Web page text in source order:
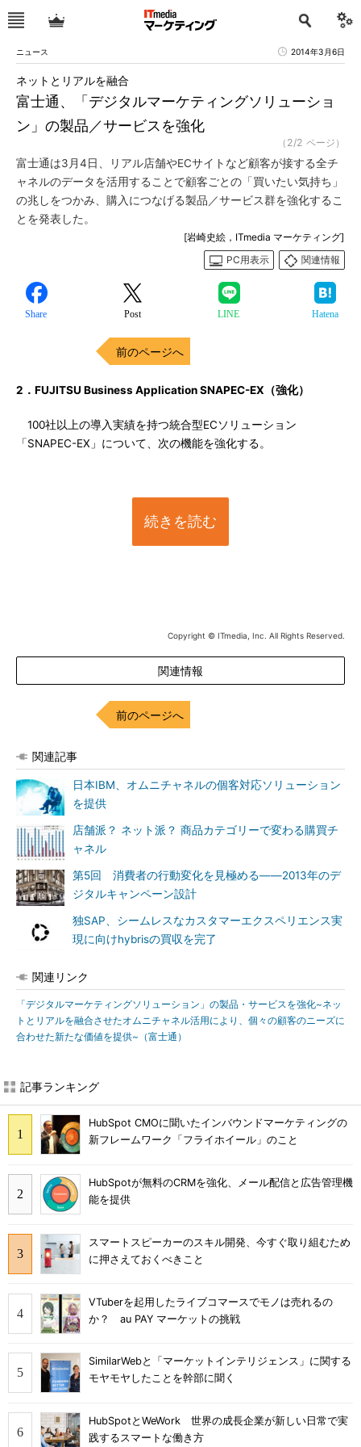
ニュース 2014年3月6日
富士通、「デジタルマーケティングソリューショ
ン」の製品／サービスを強化
ネットとリアルを融合
（2/2 ページ）
富士通は3月4日、リアル店舗やECサイトなど顧客が接する全チ
ャネルのデータを活用することで顧客ごとの「買いたい気持ち」
の兆しをつかみ、購入につなげる製品／サービス群を強化するこ
とを発表した。
[岩崎史絵，ITmedia マーケティング]
PC用表示
関連情報
Share Post LINE Hatena
前のページへ
2．FUJITSU Business Application SNAPEC-EX（強化）
100社以上の導入実績を持つ統合型ECソリューション
「SNAPEC-EX」について、次の機能を強化する。
続きを読む
Copyright © ITmedia, Inc. All Rights Reserved.
関連情報
前のページへ
関連記事
日本IBM、オムニチャネルの個客対応ソリューション
を提供
店舗派？ ネット派？ 商品カテゴリーで変わる購買チ
ャネル
第5回 消費者の行動変化を見極める――2013年のデ
ジタルキャンペーン設計
独SAP、シームレスなカスタマーエクスペリエンス実
現に向けhybrisの買収を完了
関連リンク
「デジタルマーケティングソリューション」の製品・サービスを強化~ネッ
トとリアルを融合させたオムニチャネル活用により、個々の顧客のニーズに
合わせた新たな価値を提供~（富士通）
記事ランキング
HubSpot CMOに聞いたインバウンドマーケティングの
新フレームワーク「フライホイール」のこと
HubSpotが無料のCRMを強化、メール配信と広告管理機
能を提供
スマートスピーカーのスキル開発、今すぐ取り組むため
に押さえておくべきこと
VTuberを起用したライブコマースでモノは売れるの
か？ au PAY マーケットの挑戦
SimilarWebと「マーケットインテリジェンス」に関する
モヤモヤしたことを幹部に聞く
HubSpotとWeWork 世界の成長企業が新しい日常で実
践するスマートな働き方